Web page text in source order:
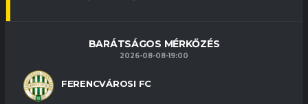
BARÁTSÁGOS MÉRKŐZÉS
2026-08-08-19:00
FERENCVÁROSI FC